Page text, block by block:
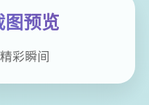
预览
彩瞬间